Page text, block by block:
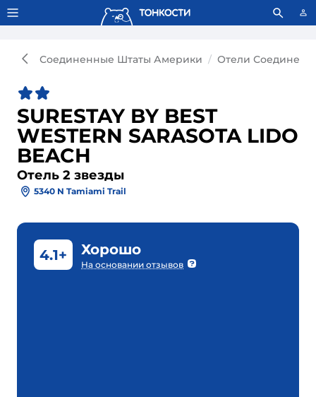
Тонкости используют сookie-файлы. Что это значит?
Соединенные Штаты Америки Отели
SURESTAY BY BEST
WESTERN SARASOTA LIDO
BEACH
Отель 2 звезды
5340 N Tamiami Trail
4.1+ Хорошо
На основании отзывов